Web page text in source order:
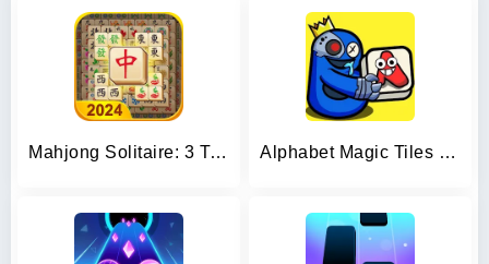
Mahjong Solitaire: 3 Tiles Alphabet Magic Tiles Match 3D